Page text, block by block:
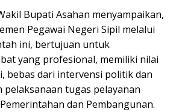
Bupati Asahan menyampaikan,
Pegawai Negeri Sipil melalui
ini, bertujuan untuk
yang profesional, memiliki nilai
bebas dari intervensi politik dan
pelaksanaan tugas pelayanan
dan Pembangunan.